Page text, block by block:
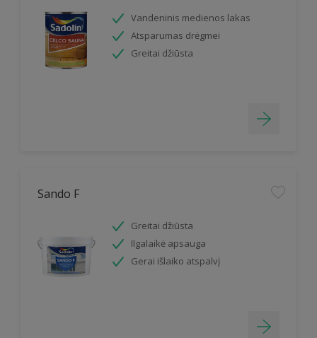
Vandeninis medienos lakas
Atsparumas drėgmei
Greitai džiūsta
Sando F
Greitai džiūsta
Ilgalaikė apsauga
Gerai išlaiko atspalvį